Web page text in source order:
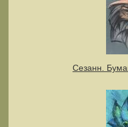
Сезанн.